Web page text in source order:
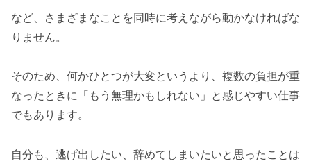
など、さまざまなことを同時に考えながら動かなければな
りません。
そのため、何かひとつが大変というより、複数の負担が重
なったときに「もう無理かもしれない」と感じやすい仕事
でもあります。
自分も、逃げ出したい、辞めてしまいたいと思ったことは